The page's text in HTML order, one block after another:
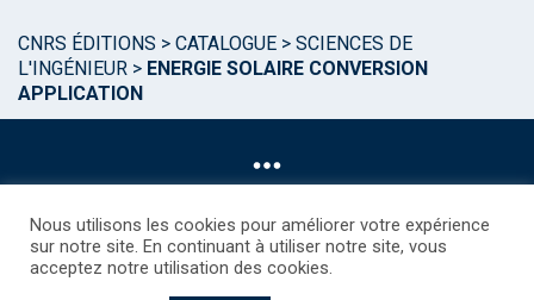
CNRS ÉDITIONS > CATALOGUE > SCIENCES DE
L'INGÉNIEUR > ENERGIE SOLAIRE CONVERSION
APPLICATION
©CNRS EDITIONS 2025
Nous utilisons les cookies pour améliorer votre expérience
sur notre site. En continuant à utiliser notre site, vous
acceptez notre utilisation des cookies.